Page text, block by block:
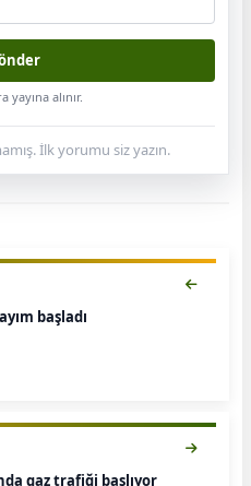
alınır.
İlk yorumu siz yazın.
başladı
gaz trafiği başlıyor